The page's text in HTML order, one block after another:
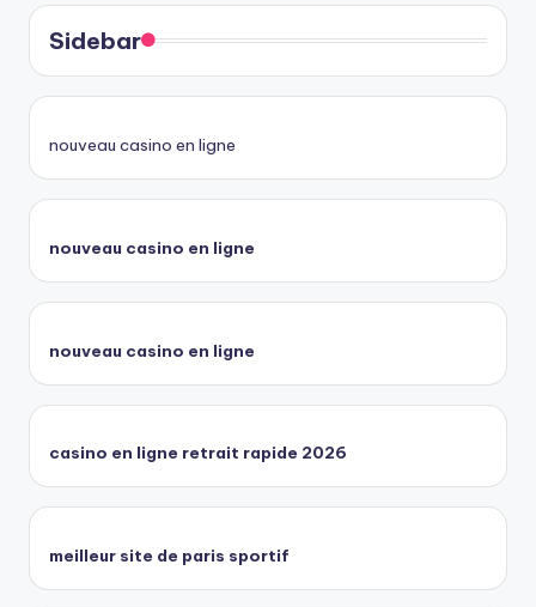
Sidebar
nouveau casino en ligne
nouveau casino en ligne
nouveau casino en ligne
casino en ligne retrait rapide 2026
meilleur site de paris sportif